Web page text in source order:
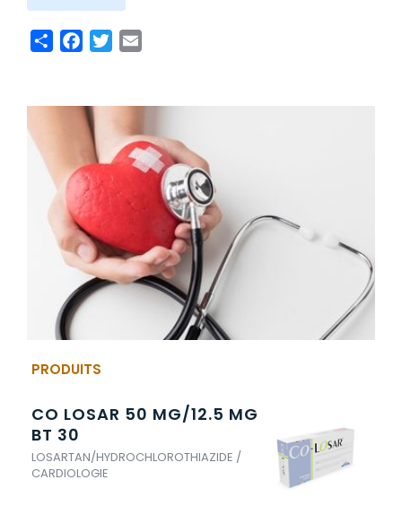
ShareFacebook
Twitter
PRODUITS
CO LOSAR 50 MG/12.5 MG
BT 30
LOSARTAN/HYDROCHLOROTHIAZIDE /
CARDIOLOGIE